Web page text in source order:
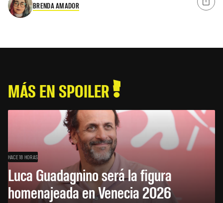
BRENDA AMADOR
MÁS EN SPOILER
HACE 18 HORAS
Luca Guadagnino será la figura
homenajeada en Venecia 2026